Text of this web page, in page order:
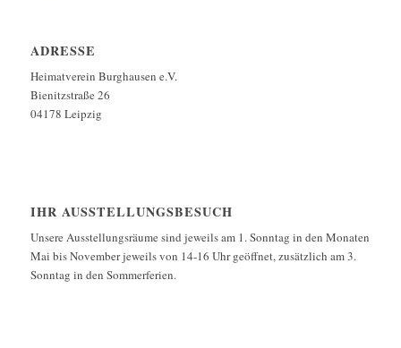
ADRESSE
Heimatverein Burghausen e.V.
Bienitzstraße 26
04178 Leipzig
IHR AUSSTELLUNGSBESUCH
Unsere Ausstellungsräume sind jeweils am 1. Sonntag in den Monaten
Mai bis November jeweils von 14-16 Uhr geöffnet, zusätzlich am 3.
Sonntag in den Sommerferien.